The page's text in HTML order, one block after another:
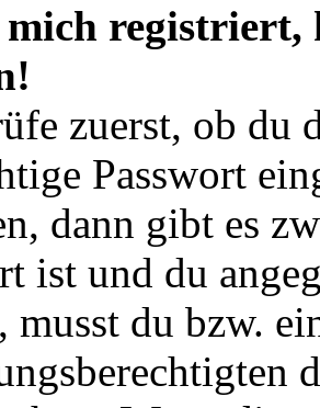
mich
zuerst, ob du
Passwort
dann gibt es
ist und du
musst du bzw.